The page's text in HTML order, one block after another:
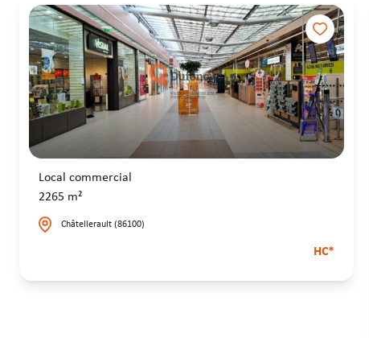
Local commercial
2265 m²
Châtellerault (86100)
HC*